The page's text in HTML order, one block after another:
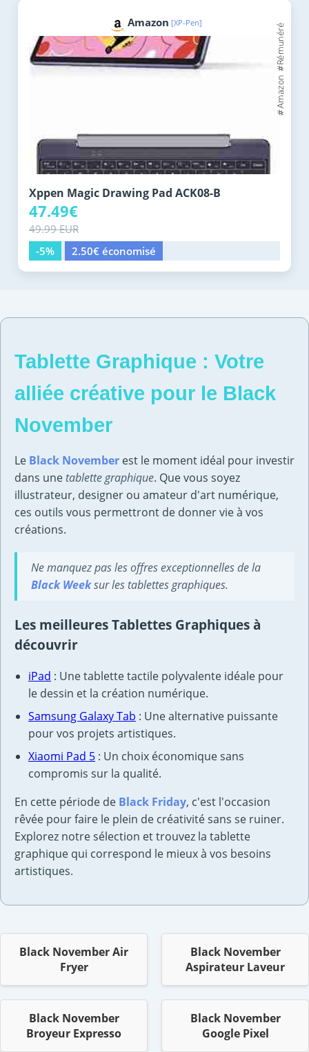
Amazon [XP-Pen]
Xppen Magic Drawing Pad ACK08-B
47.49€
49.99 EUR
-5%
2.50€ économisé
Tablette Graphique : Votre
alliée créative pour le Black
November
Le Black November est le moment idéal pour investir
dans unetablette graphique. Que vous soyez
illustrateur, designer ou amateur d'art numérique,
ces outils vous permettront de donner vie à vos
créations.
Ne manquez pas les offres exceptionnelles de la
Black Weeksur les tablettes graphiques.
Les meilleures Tablettes Graphiques à
découvrir
iPad : Une tablette tactile polyvalente idéale pour
le dessin et la création numérique.
Samsung Galaxy Tab : Une alternative puissante
pour vos projets artistiques.
Xiaomi Pad 5 : Un choix économique sans
compromis sur la qualité.
En cette période de Black Friday, c'est l'occasion
rêvée pour faire le plein de créativité sans se ruiner.
Explorez notre sélection et trouvez la tablette
graphique qui correspond le mieux à vos besoins
artistiques.
Black November Air
Fryer
Black November
Aspirateur Laveur
Black November
Broyeur Expresso
Black November
Google Pixel